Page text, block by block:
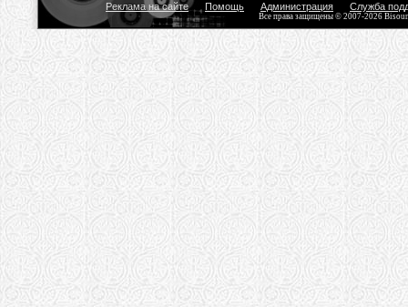
Реклама на сайте Помощь Администрация Служба
Все права защищены © 2007-2026